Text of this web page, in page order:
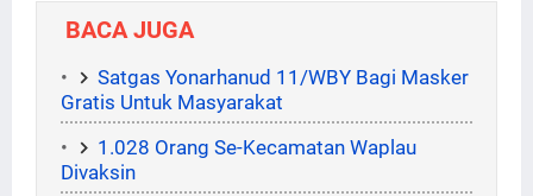
BACA JUGA
Satgas Yonarhanud 11/WBY Bagi Masker
Gratis Untuk Masyarakat
1.028 Orang Se-Kecamatan Waplau
Divaksin